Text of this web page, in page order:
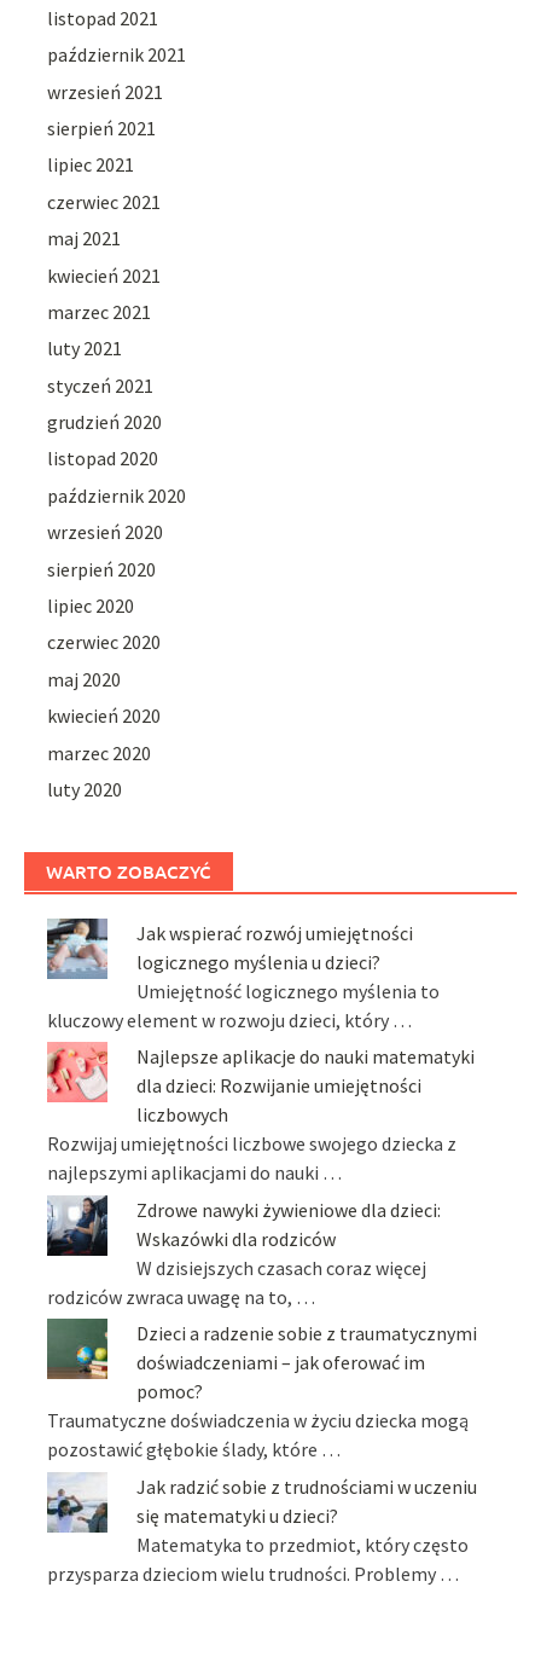
listopad 2021
październik 2021
wrzesień 2021
sierpień 2021
lipiec 2021
czerwiec 2021
maj 2021
kwiecień 2021
marzec 2021
luty 2021
styczeń 2021
grudzień 2020
listopad 2020
październik 2020
wrzesień 2020
sierpień 2020
lipiec 2020
czerwiec 2020
maj 2020
kwiecień 2020
marzec 2020
luty 2020
WARTO ZOBACZYĆ
Jak wspierać rozwój umiejętności
logicznego myślenia u dzieci?
Umiejętność logicznego myślenia to
kluczowy element w rozwoju dzieci, który …
Najlepsze aplikacje do nauki matematyki
dla dzieci: Rozwijanie umiejętności
liczbowych
Rozwijaj umiejętności liczbowe swojego dziecka z
najlepszymi aplikacjami do nauki …
Zdrowe nawyki żywieniowe dla dzieci:
Wskazówki dla rodziców
W dzisiejszych czasach coraz więcej
rodziców zwraca uwagę na to, …
Dzieci a radzenie sobie z traumatycznymi
doświadczeniami – jak oferować im
pomoc?
Traumatyczne doświadczenia w życiu dziecka mogą
pozostawić głębokie ślady, które …
Jak radzić sobie z trudnościami w uczeniu
się matematyki u dzieci?
Matematyka to przedmiot, który często
przysparza dzieciom wielu trudności. Problemy …